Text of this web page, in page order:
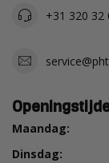
+31 320 32
Maandag:
Dinsdag: